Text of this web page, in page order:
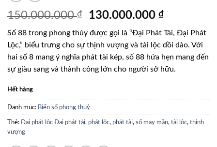
150.000.000₫
Giá
là:
150.000.000 ₫.
130.000.000₫Giá
tại
là:
Số 88 trong phong thủy được gọi là “Đại Phát Tài, Đại Phát
Lộc,” biểu trưng cho sự thịnh vượng và tài lộc dồi dào. Với
hai số 8 mang ý nghĩa phát tài kép, số 88 hứa hẹn mang đến
sự giàu sang và thành công lớn cho người sở hữu.
Hết hàng
Danh mục: Biển số phong thuỷ
Thẻ: Đại phát lộc Đại phát tài, phát lộc, phát tài, số may mắn, tài lộc, thịnh
vượng